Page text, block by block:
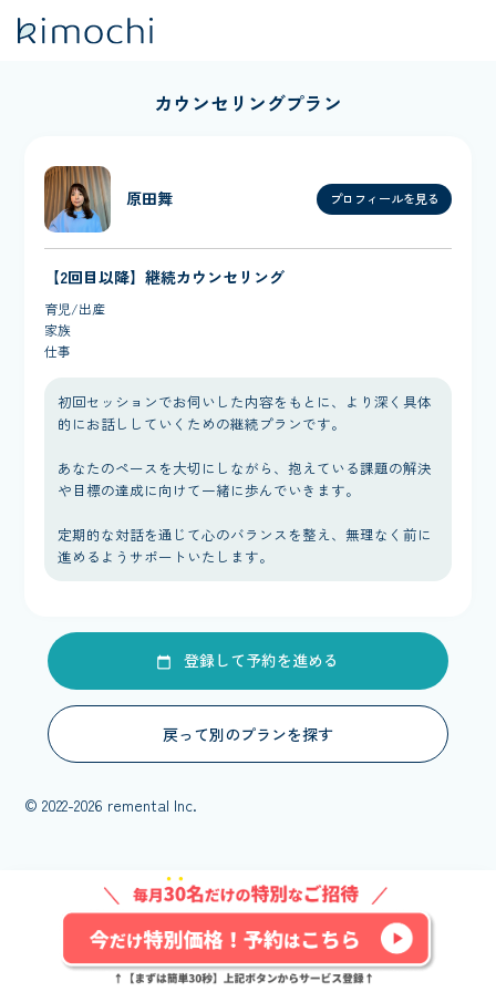
カウンセリングプラン
原田舞 プロフィールを見る
【2回目以降】継続カウンセリング
育児/出産
家族
仕事
初回セッションでお伺いした内容をもとに、より深く具体
的にお話ししていくための継続プランです。
あなたのペースを大切にしながら、抱えている課題の解決
や目標の達成に向けて一緒に歩んでいきます。
定期的な対話を通じて心のバランスを整え、無理なく前に
進めるようサポートいたします。
登録して予約を進める
戻って別のプランを探す
© 2022-2026 remental Inc.